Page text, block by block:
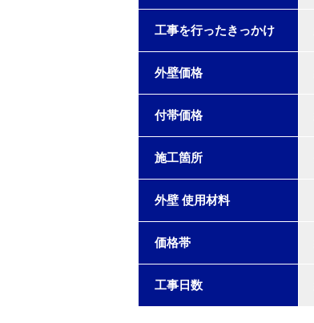
工事を行ったきっかけ
外壁価格
付帯価格
施工箇所
外壁 使用材料
価格帯
工事日数